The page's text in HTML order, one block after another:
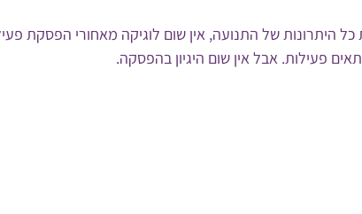
היתרונות של התנועה, אין שום לוגיקה מאחורי הפסקת
פעילות. אבל אין שום היגיון בהפסקה.